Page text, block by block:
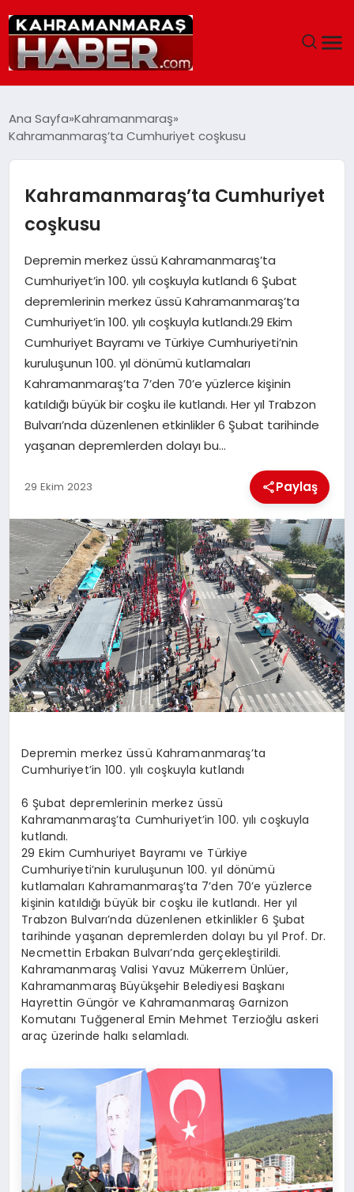
EĞITIM
EKONOMI
SAĞLIK
GENEL
SPOR
İLÇE HABERLERI
DÜNYA
YAZARLAR
KÜNYE
Ana Sayfa Kahramanmaraş
Kahramanmaraş’ta Cumhuriyet coşkusu
Kahramanmaraş’ta Cumhuriyet
coşkusu
Depremin merkez üssü Kahramanmaraş’ta
Cumhuriyet’in 100. yılı coşkuyla kutlandı 6 Şubat
depremlerinin merkez üssü Kahramanmaraş’ta
Cumhuriyet’in 100. yılı coşkuyla kutlandı.29 Ekim
Cumhuriyet Bayramı ve Türkiye Cumhuriyeti’nin
kuruluşunun 100. yıl dönümü kutlamaları
Kahramanmaraş’ta 7’den 70’e yüzlerce kişinin
katıldığı büyük bir coşku ile kutlandı. Her yıl Trabzon
Bulvarı’nda düzenlenen etkinlikler 6 Şubat tarihinde
yaşanan depremlerden dolayı bu…
29 Ekim 2023 Paylaş
Depremin merkez üssü Kahramanmaraş’ta
Cumhuriyet’in 100. yılı coşkuyla kutlandı
6 Şubat depremlerinin merkez üssü
Kahramanmaraş’ta Cumhuriyet’in 100. yılı coşkuyla
kutlandı.
29 Ekim Cumhuriyet Bayramı ve Türkiye
Cumhuriyeti’nin kuruluşunun 100. yıl dönümü
kutlamaları Kahramanmaraş’ta 7’den 70’e yüzlerce
kişinin katıldığı büyük bir coşku ile kutlandı. Her yıl
Trabzon Bulvarı’nda düzenlenen etkinlikler 6 Şubat
tarihinde yaşanan depremlerden dolayı bu yıl Prof. Dr.
Necmettin Erbakan Bulvarı’nda gerçekleştirildi.
Kahramanmaraş Valisi Yavuz Mükerrem Ünlüer,
Kahramanmaraş Büyükşehir Belediyesi Başkanı
Hayrettin Güngör ve Kahramanmaraş Garnizon
Komutanı Tuğgeneral Emin Mehmet Terzioğlu askeri
araç üzerinde halkı selamladı.